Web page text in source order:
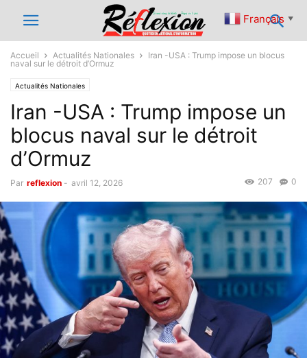
Accueil Actualités Nationales
Iran -USA : Trump impose un blocus
naval sur le détroit d’Ormuz
Actualités Nationales
Iran -USA : Trump impose un
blocus naval sur le détroit
d’Ormuz
Par reflexion - avril 12, 2026 0
207
Français ▼